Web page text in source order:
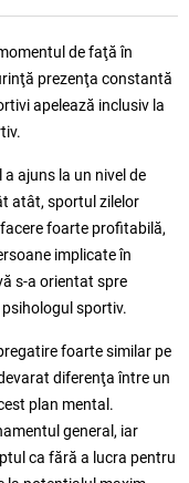
de faţă în
prezenţa constantă
apelează inclusiv la
ajuns la un nivel de
atât, sportul zilelor
foarte profitabilă,
implicate în
s-a orientat spre
sportiv.
foarte similar pe
diferenţa între un
plan mental.
general, iar
ca fără a lucra pentru